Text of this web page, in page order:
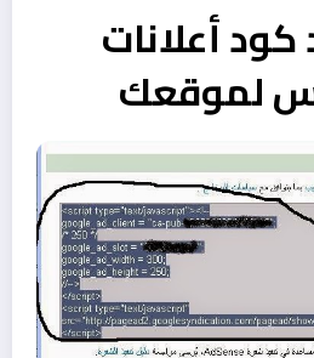
أعلانات
لموقعك